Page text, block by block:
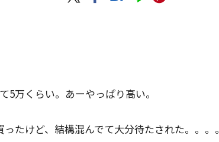
5万くらい。あーやっぱり高い。
たけど、結構混んでて大分待たされた。。。。